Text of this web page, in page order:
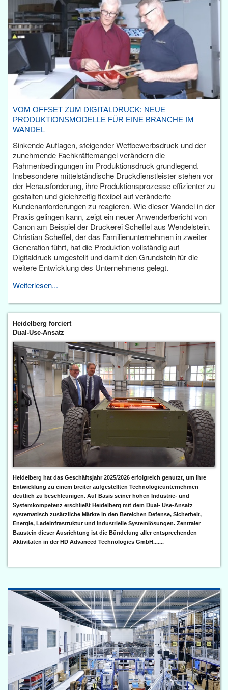
VOM OFFSET ZUM DIGITALDRUCK: NEUE
PRODUKTIONSMODELLE FÜR EINE BRANCHE IM
WANDEL
Sinkende Auflagen, steigender Wettbewerbsdruck und der
zunehmende Fachkräftemangel verändern die
Rahmenbedingungen im Produktionsdruck grundlegend.
Insbesondere mittelständische Druckdienstleister stehen vor
der Herausforderung, ihre Produktionsprozesse effizienter zu
gestalten und gleichzeitig flexibel auf veränderte
Kundenanforderungen zu reagieren. Wie dieser Wandel in der
Praxis gelingen kann, zeigt ein neuer Anwenderbericht von
Canon am Beispiel der Druckerei Scheffel aus Wendelstein.
Christian Scheffel, der das Familienunternehmen in zweiter
Generation führt, hat die Produktion vollständig auf
Digitaldruck umgestellt und damit den Grundstein für die
weitere Entwicklung des Unternehmens gelegt.
Weiterlesen...
Heidelberg forciert
Dual-Use-Ansatz
Heidelberg hat das Geschäftsjahr 2025/2026 erfolgreich genutzt, um ihre
Entwicklung zu einem breiter aufgestellten Technologieunternehmen
deutlich zu beschleunigen. Auf Basis seiner hohen Industrie- und
Systemkompetenz erschließt Heidelberg mit dem Dual- Use-Ansatz
systematisch zusätzliche Märkte in den Bereichen Defense, Sicherheit,
Energie, Ladeinfrastruktur und industrielle Systemlösungen. Zentraler
Baustein dieser Ausrichtung ist die Bündelung aller entsprechenden
Aktivitäten in der HD Advanced Technologies GmbH.......